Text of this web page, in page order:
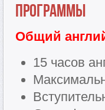
Программы
Общий
15 часов